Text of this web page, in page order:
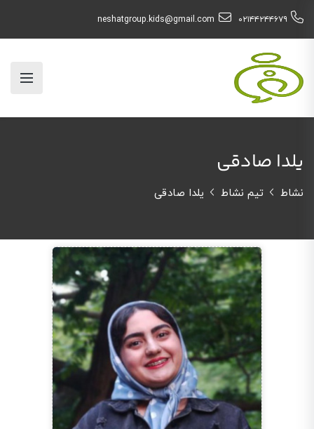
۰۲۱۴۴۲۴۴۶۷۹ neshatgroup.kids@gmail.com
یلدا صادقی
نشاط تیم نشاط یلدا صادقی